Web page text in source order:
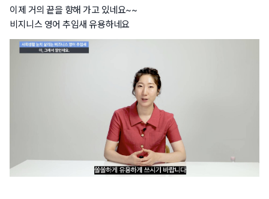
이제 거의 끝을 향해 가고 있네요~~
비지니스 영어 추임새 유용하네요